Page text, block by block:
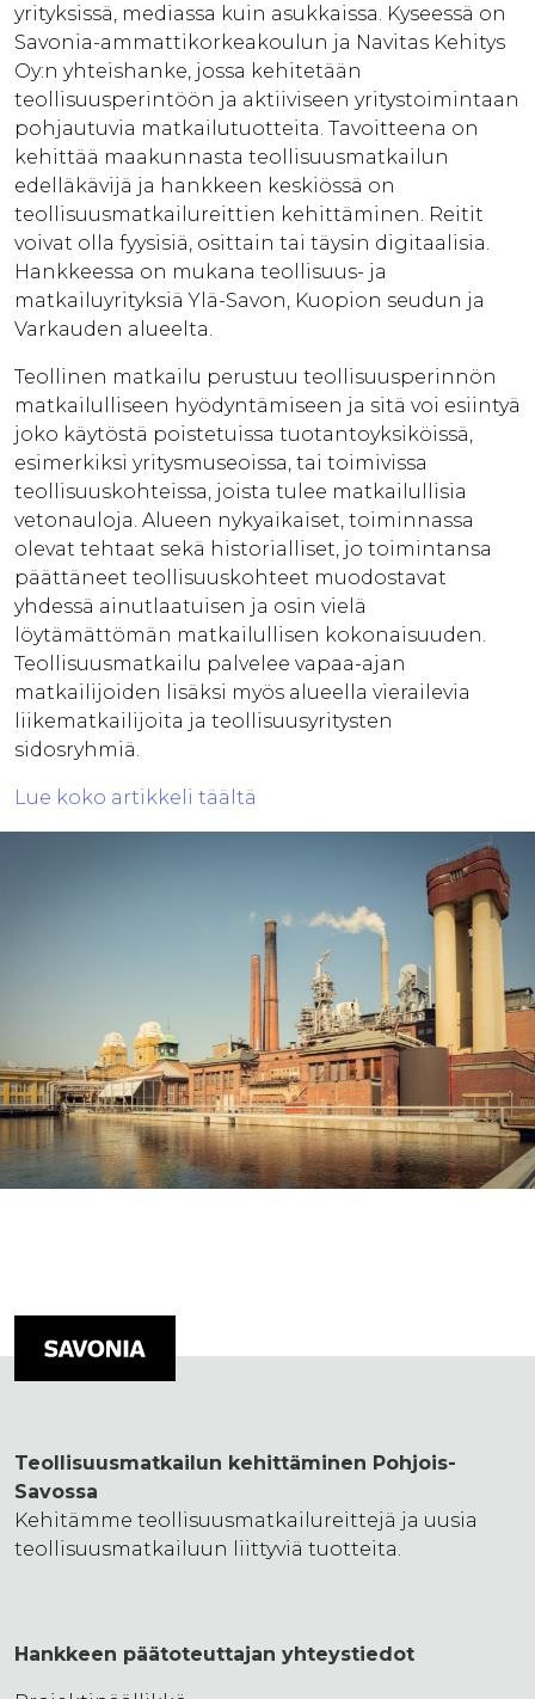
yrityksissä, mediassa kuin asukkaissa. Kyseessä on
Savonia-ammattikorkeakoulun ja Navitas Kehitys
Oy:n yhteishanke, jossa kehitetään
teollisuusperintöön ja aktiiviseen yritystoimintaan
pohjautuvia matkailutuotteita. Tavoitteena on
kehittää maakunnasta teollisuusmatkailun
edelläkävijä ja hankkeen keskiössä on
teollisuusmatkailureittien kehittäminen. Reitit
voivat olla fyysisiä, osittain tai täysin digitaalisia.
Hankkeessa on mukana teollisuus- ja
matkailuyrityksiä Ylä-Savon, Kuopion seudun ja
Varkauden alueelta.
Teollinen matkailu perustuu teollisuusperinnön
matkailulliseen hyödyntämiseen ja sitä voi esiintyä
joko käytöstä poistetuissa tuotantoyksiköissä,
esimerkiksi yritysmuseoissa, tai toimivissa
teollisuuskohteissa, joista tulee matkailullisia
vetonauloja. Alueen nykyaikaiset, toiminnassa
olevat tehtaat sekä historialliset, jo toimintansa
päättäneet teollisuuskohteet muodostavat
yhdessä ainutlaatuisen ja osin vielä
löytämättömän matkailullisen kokonaisuuden.
Teollisuusmatkailu palvelee vapaa-ajan
matkailijoiden lisäksi myös alueella vierailevia
liikematkailijoita ja teollisuusyritysten
sidosryhmiä.
Lue koko artikkeli täältä
Teollisuusmatkailun kehittäminen Pohjois-
Savossa
Kehitämme teollisuusmatkailureittejä ja uusia
teollisuusmatkailuun liittyviä tuotteita.
Hankkeen päätoteuttajan yhteystiedot